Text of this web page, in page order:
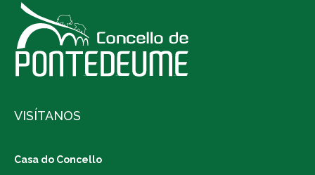
VISÍTANOS
Casa do Concello